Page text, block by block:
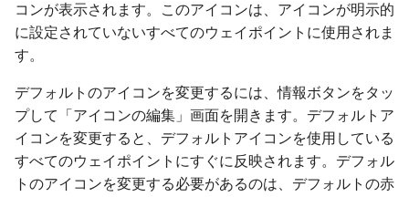
コンが表示されます。このアイコンは、アイコンが明示的
に設定されていないすべてのウェイポイントに使用されま
す。
デフォルトのアイコンを変更するには、情報ボタンをタッ
プして「アイコンの編集」画面を開きます。デフォルトア
イコンを変更すると、デフォルトアイコンを使用している
すべてのウェイポイントにすぐに反映されます。デフォル
トのアイコンを変更する必要があるのは、デフォルトの赤